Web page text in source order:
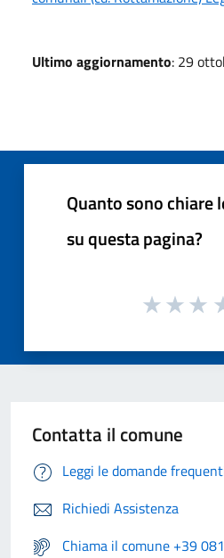
Ultimo aggiornamento: 29
Quanto sono chiare
su questa pagina?
Contatta il comune
Leggi le domande
Richiedi Assistenza
Chiama il comune +39